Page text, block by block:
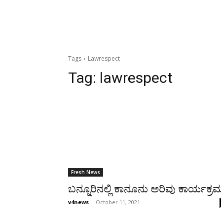
Tags Lawrespect
Tag: lawrespect
Fresh News
ಬನ್ನೂರಿನಲ್ಲಿ ಕಾನೂನು ಅರಿವು
v4news - October 11, 2021